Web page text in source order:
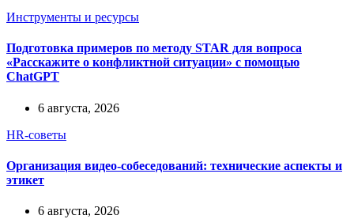
Инструменты и ресурсы
Подготовка примеров по методу STAR для вопроса
«Расскажите о конфликтной ситуации» с помощью
ChatGPT
6 августа, 2026
HR-советы
Организация видео-собеседований: технические аспекты и
этикет
6 августа, 2026